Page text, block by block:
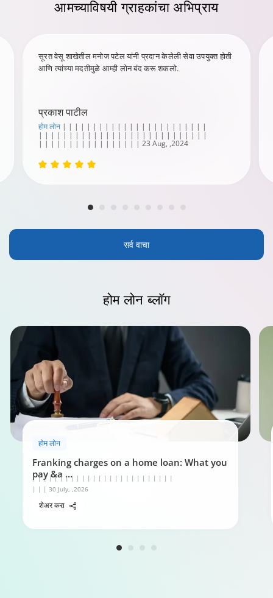
आमच्याविषयीग्राहकांचा अभिप्राय
सूरत वेसू शाखेतील मनोज पटेल यांनी प्रदान केलेली सेवा उपयुक्त होती
आणि त्यांच्या मदतीमुळे आम्ही लोन बंद करू शकलो.
प्रकाश पाटील
होम लोन | | | | | | | | | | | | | | | | | | | | | | | |
| | | | | | | | | | | | | | | | | | | | | | | | | | | |
| | | | | | | | | | | | | | | | | 23 Aug, ,2024
सर्व वाचा
होम लोनब्लॉग
होम लोन
Franking charges on a home loan: What you
pay &a ...
| | | | | | | | | | | | | | | | | | | | | | | | | |
| | | 30 July, ,2026
शेअर करा